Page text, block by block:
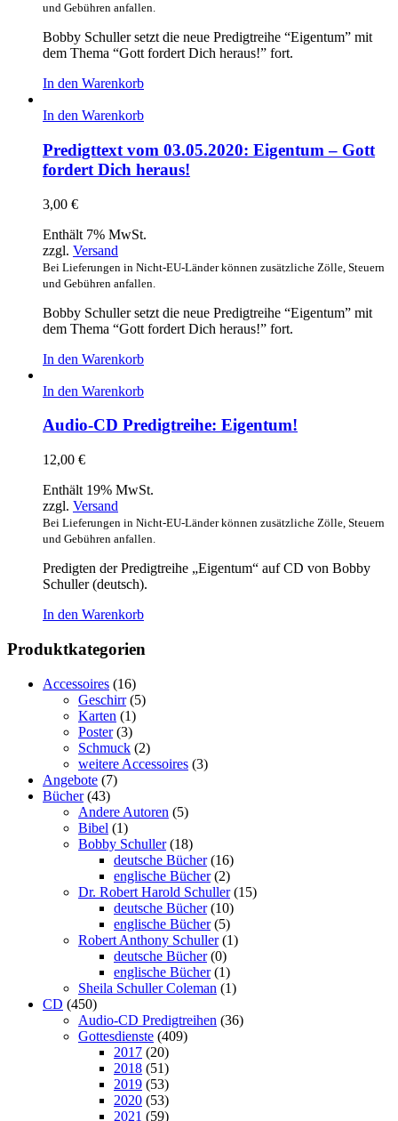
und Gebühren anfallen.
Bobby Schuller setzt die neue Predigtreihe “Eigentum” mit
dem Thema “Gott fordert Dich heraus!” fort.
In den Warenkorb
In den Warenkorb
Predigttext vom 03.05.2020: Eigentum – Gott
fordert Dich heraus!
3,00 €
Enthält 7% MwSt.
zzgl. Versand
Bei Lieferungen in Nicht-EU-Länder können zusätzliche Zölle, Steuern
und Gebühren anfallen.
Bobby Schuller setzt die neue Predigtreihe “Eigentum” mit
dem Thema “Gott fordert Dich heraus!” fort.
In den Warenkorb
In den Warenkorb
Audio-CD Predigtreihe: Eigentum!
12,00 €
Enthält 19% MwSt.
zzgl. Versand
Bei Lieferungen in Nicht-EU-Länder können zusätzliche Zölle, Steuern
und Gebühren anfallen.
Predigten der Predigtreihe „Eigentum“ auf CD von Bobby
Schuller (deutsch).
In den Warenkorb
Produktkategorien
Accessoires (16)
Geschirr (5)
Karten (1)
Poster (3)
Schmuck (2)
weitere Accessoires (3)
Angebote (7)
Bücher (43)
Andere Autoren (5)
Bibel (1)
Bobby Schuller (18)
deutsche Bücher (16)
englische Bücher (2)
Dr. Robert Harold Schuller (15)
deutsche Bücher (10)
englische Bücher (5)
Robert Anthony Schuller (1)
deutsche Bücher (0)
englische Bücher (1)
Sheila Schuller Coleman (1)
CD (450)
Audio-CD Predigtreihen (36)
Gottesdienste (409)
2017 (20)
2018 (51)
2019 (53)
2020 (53)
2021 (59)